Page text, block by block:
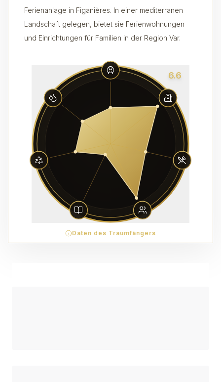
Ferienanlage in Figanières. In einer mediterranen
Landschaft gelegen, bietet sie Ferienwohnungen
und Einrichtungen für Familien in der Region Var.
6.6
Daten des Traumfängers